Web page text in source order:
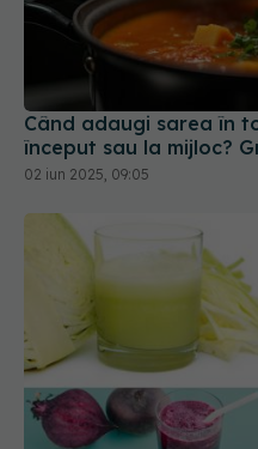
Când adaugi sarea în
început sau la mijloc?
02 iun 2025, 09:05